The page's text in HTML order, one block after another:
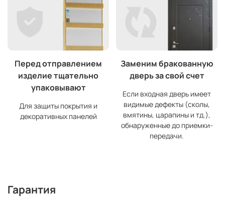
Перед отправлением
изделие тщательно
упаковывают
Для защиты покрытия и
декоративных панелей
Заменим бракованную
дверь за свой счет
Если входная дверь имеет
видимые дефекты (сколы,
вмятины, царапины и тд.),
обнаруженные до приемки-
передачи.
Гарантия